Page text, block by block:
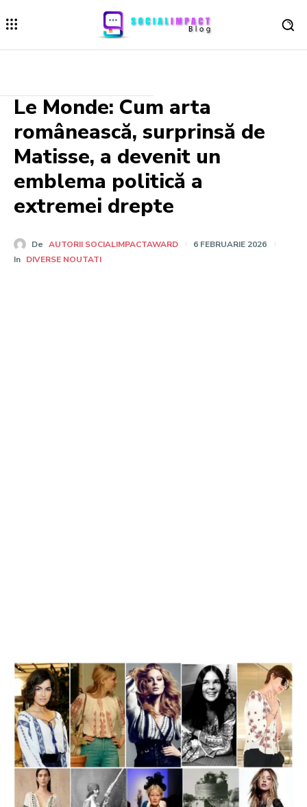
Le Monde: Cum arta
românească, surprinsă de
Matisse, a devenit un
emblema politică a
extremei drepte
De AUTORII SOCIALIMPACTAWARD
6 FEBRUARIE 2026
In DIVERSE NOUTATI